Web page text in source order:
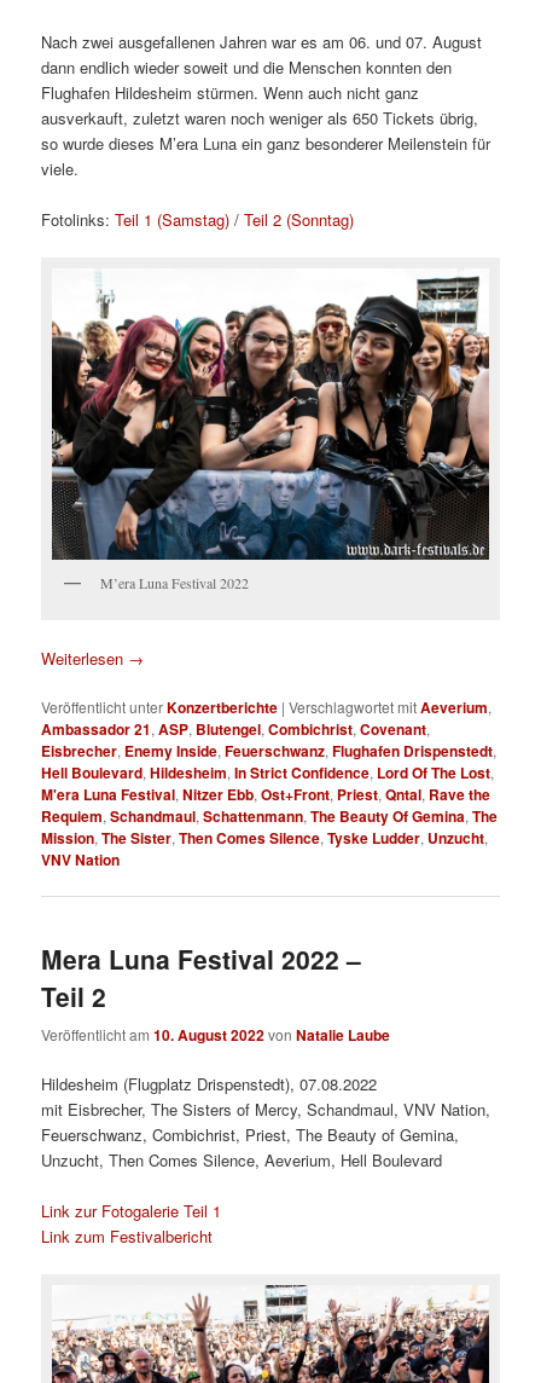
Nach zwei ausgefallenen Jahren war es am 06. und 07. August
dann endlich wieder soweit und die Menschen konnten den
Flughafen Hildesheim stürmen. Wenn auch nicht ganz
ausverkauft, zuletzt waren noch weniger als 650 Tickets übrig,
so wurde dieses M’era Luna ein ganz besonderer Meilenstein für
viele.
Fotolinks:Teil 1 (Samstag) /Teil 2 (Sonntag)
M’era Luna Festival 2022
Weiterlesen →
Veröffentlicht unterKonzertberichte |Verschlagwortet mitAeverium,
Ambassador 21,ASP, Blutengel,Combichrist,Covenant,
Eisbrecher, Enemy Inside,Feuerschwanz,Flughafen Drispenstedt,
Hell Boulevard,Hildesheim,In Strict Confidence, Lord Of The Lost,
M'era Luna Festival,Nitzer Ebb,Ost+Front, Priest,Qntal, Rave the
Requiem,Schandmaul,Schattenmann,The Beauty Of Gemina,The
Mission,The Sister,Then Comes Silence,Tyske Ludder, Unzucht,
VNV Nation
Mera Luna Festival 2022 –
Teil 2
Veröffentlicht am10. August 2022vonNatalie Laube
Hildesheim (Flugplatz Drispenstedt), 07.08.2022
mit Eisbrecher, The Sisters of Mercy, Schandmaul, VNV Nation,
Feuerschwanz, Combichrist, Priest, The Beauty of Gemina,
Unzucht, Then Comes Silence, Aeverium, Hell Boulevard
Link zur Fotogalerie Teil 1
Link zum Festivalbericht